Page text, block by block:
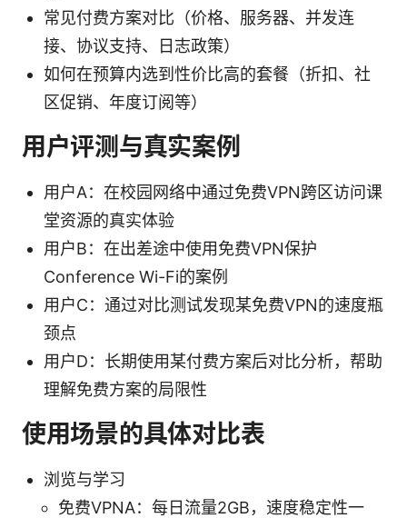
常见付费方案对比（价格、服务器、并发连
接、协议支持、日志政策）
如何在预算内选到性价比高的套餐（折扣、社
区促销、年度订阅等）
用户评测与真实案例
用户A：在校园网络中通过免费VPN跨区访问课
堂资源的真实体验
用户B：在出差途中使用免费VPN保护
Conference Wi-Fi的案例
用户C：通过对比测试发现某免费VPN的速度瓶
颈点
用户D：长期使用某付费方案后对比分析，帮助
理解免费方案的局限性
使用场景的具体对比表
浏览与学习
免费VPNA：每日流量2GB，速度稳定性一